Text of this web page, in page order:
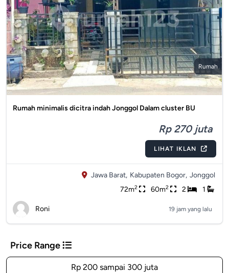
Rumah
Rumah minimalis dicitra indah Jonggol Dalam cluster BU
Rp 270 juta
LIHAT IKLAN
Jawa Barat, Kabupaten Bogor, Jonggol
72m2 60m2 2 1
Roni 19 jam yang lalu
Price Range
Rp 200 sampai 300 juta